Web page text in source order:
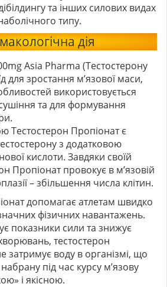
та інших силових видах
типу.
дія
Asia Pharma (Тестостерону
для зростання м’язової маси,
використовується
та для формування
Тестостерон Пропіонат є
з додатковою
кислоти. Завдяки своїй
Пропіонат провокує в м’язовій
– збільшення числа клітин.
допомагає атлетам швидко
фізичних навантажень.
показники сили та знижує
тестостерон
затримує воду в організмі, що
під час курсу м’язову
і якісною.